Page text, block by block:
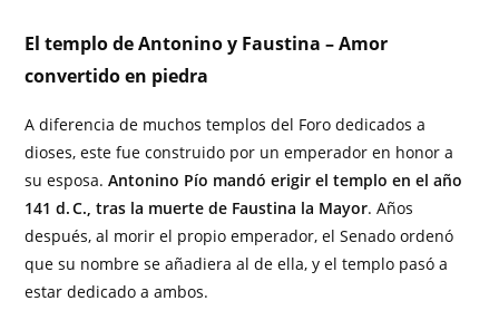
El templo de Antonino y Faustina – Amor
convertido en piedra
A diferencia de muchos templos del Foro dedicados a
dioses, este fue construido por un emperador en honor a
su esposa.Antonino Pío mandó erigir el templo en el año
141 d. C., tras la muerte de Faustina la Mayor. Años
después, al morir el propio emperador, el Senado ordenó
que su nombre se añadiera al de ella, y el templo pasó a
estar dedicado a ambos.